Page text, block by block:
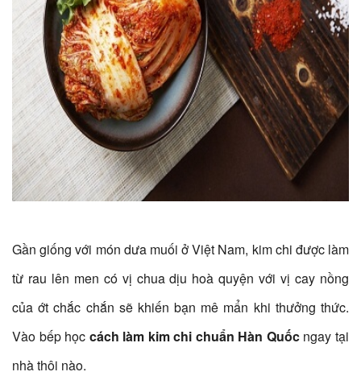
Gần giống với món dưa muối ở Việt Nam, kim chi được làm
từ rau lên men có vị chua dịu hoà quyện với vị cay nồng
của ớt chắc chắn sẽ khiến bạn mê mẩn khi thưởng thức.
Vào bếp học cách làm kim chi chuẩn Hàn Quốcngay tại
nhà thôi nào.